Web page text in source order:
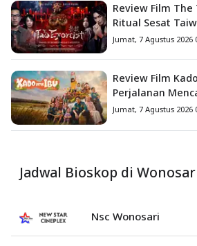
Review Film The
Ritual Sesat
Misteri dan Teror
Jumat, 7 Agustus 2026
Review Film
Perjalanan
Mengajarkan Arti
Jumat, 7 Agustus 2026
Jadwal Bioskop di
Nsc Wonosari